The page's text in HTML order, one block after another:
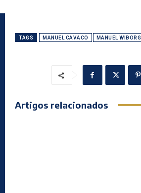
TAGS MANUEL CAVACO MANUEL WIBORG
Artigos relacionados